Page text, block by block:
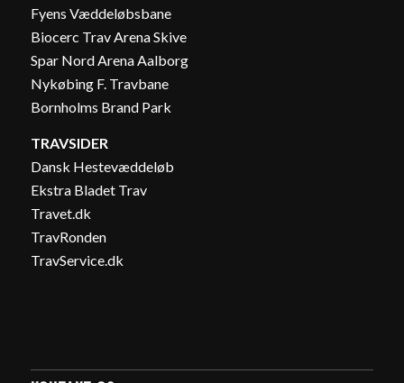
Fyens Væddeløbsbane
Biocerc Trav Arena Skive
Spar Nord Arena Aalborg
Nykøbing F. Travbane
Bornholms Brand Park
TRAVSIDER
Dansk Hestevæddeløb
Ekstra Bladet Trav
Travet.dk
TravRonden
TravService.dk